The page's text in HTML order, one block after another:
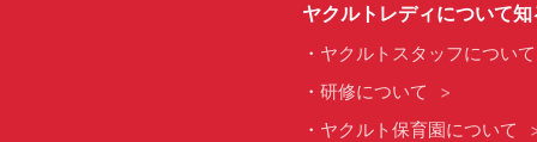
ヤクルトレディについて知
ヤクルトスタッフについて
研修について
ヤクルト保育園について